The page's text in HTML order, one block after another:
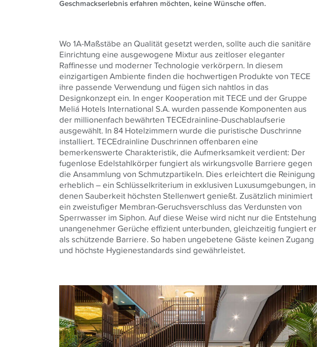
Geschmackserlebnis erfahren möchten, keine Wünsche offen.
Wo 1A-Maßstäbe an Qualität gesetzt werden, sollte auch die sanitäre
Einrichtung eine ausgewogene Mixtur aus zeitloser eleganter
Raffinesse und moderner Technologie verkörpern. In diesem
einzigartigen Ambiente finden die hochwertigen Produkte von TECE
ihre passende Verwendung und fügen sich nahtlos in das
Designkonzept ein. In enger Kooperation mit TECE und der Gruppe
Meliá Hotels International S.A. wurden passende Komponenten aus
der millionenfach bewährten TECEdrainline-Duschablaufserie
ausgewählt. In 84 Hotelzimmern wurde die puristische Duschrinne
installiert. TECEdrainline Duschrinnen offenbaren eine
bemerkenswerte Charakteristik, die Aufmerksamkeit verdient: Der
fugenlose Edelstahlkörper fungiert als wirkungsvolle Barriere gegen
die Ansammlung von Schmutzpartikeln. Dies erleichtert die Reinigung
erheblich – ein Schlüsselkriterium in exklusiven Luxusumgebungen, in
denen Sauberkeit höchsten Stellenwert genießt. Zusätzlich minimiert
ein zweistufiger Membran-Geruchsverschluss das Verdunsten von
Sperrwasser im Siphon. Auf diese Weise wird nicht nur die Entstehung
unangenehmer Gerüche effizient unterbunden, gleichzeitig fungiert er
als schützende Barriere. So haben ungebetene Gäste keinen Zugang
und höchste Hygienestandards sind gewährleistet.